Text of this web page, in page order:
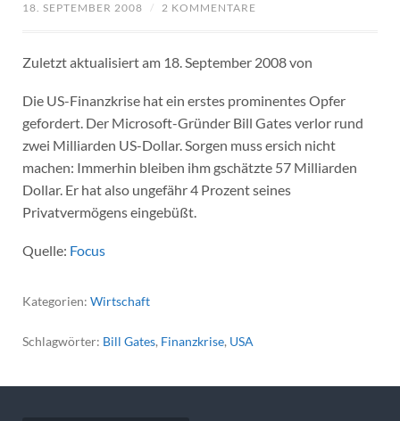
18. SEPTEMBER 2008 / 2 KOMMENTARE
Zuletzt aktualisiert am 18. September 2008 von
Die US-Finanzkrise hat ein erstes prominentes Opfer
gefordert. Der Microsoft-Gründer Bill Gates verlor rund
zwei Milliarden US-Dollar. Sorgen muss ersich nicht
machen: Immerhin bleiben ihm gschätzte 57 Milliarden
Dollar. Er hat also ungefähr 4 Prozent seines
Privatvermögens eingebüßt.
Quelle: Focus
Kategorien: Wirtschaft
Schlagwörter: Bill Gates, Finanzkrise, USA